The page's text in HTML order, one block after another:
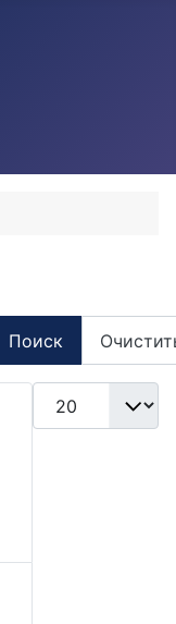
Поиск
Кол-во строк: